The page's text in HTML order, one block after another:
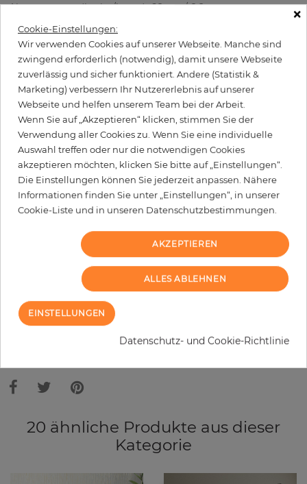
Abmessungen (breite/lange): 68 cm / 8.2 m
Rapport vertikal: 53 cm
Verwendung: Büro, Schlafzimmer, Wohnzimmer
Farbe
Braun
99,50 € per Rolle
Inkl. 19% MwSt. zzgl. Versand
Grundpreis pro m² - 17,84 €
Wird Kleister benötigt?
− +
IN DEN WARENKORB
MUSTER BESTELLEN
Bildschirmeinstellungen zu Abweichungen vom Originalfarbton leicht
20 ähnliche Produkte aus dieser
Kategorie
×
Cookie-Einstellungen:
Wir verwenden Cookies auf unserer Webseite. Manche sind
zwingend erforderlich (notwendig), damit unsere Webseite
zuverlässig und sicher funktioniert. Andere (Statistik &
Marketing) verbessern Ihr Nutzererlebnis auf unserer
Webseite und helfen unserem Team bei der Arbeit.
Wenn Sie auf „Akzeptieren“ klicken, stimmen Sie der
Verwendung aller Cookies zu. Wenn Sie eine individuelle
Auswahl treffen oder nur die notwendigen Cookies
akzeptieren möchten, klicken Sie bitte auf „Einstellungen“.
Die Einstellungen können Sie jederzeit anpassen. Nähere
Informationen finden Sie unter „Einstellungen“, in unserer
Cookie-Liste und in unseren Datenschutzbestimmungen.
AKZEPTIEREN
ALLES ABLEHNEN
EINSTELLUNGEN
Datenschutz- und Cookie-Richtlinie